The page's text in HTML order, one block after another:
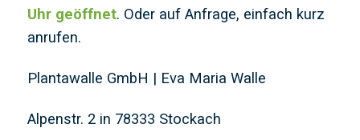
Uhr geöffnet. Oder auf Anfrage, einfach kurz
anrufen.
Plantawalle GmbH | Eva Maria Walle
Alpenstr. 2 in 78333 Stockach